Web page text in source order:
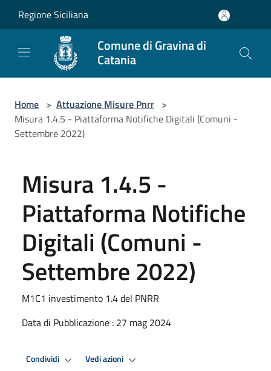
Regione Siciliana
Comune di Gravina di
Catania
Home > Attuazione Misure Pnrr >
Misura 1.4.5 - Piattaforma Notifiche Digitali (Comuni -
Settembre 2022)
Misura 1.4.5 -
Piattaforma Notifiche
Digitali (Comuni -
Settembre 2022)
M1C1 investimento 1.4 del PNRR
Data di Pubblicazione : 27 mag 2024
Condividi Vedi azioni